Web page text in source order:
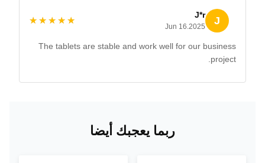
J
J*r
Jun 16.2025
★★★★★
★★★★★
The tablets are stable and work well for our business
project.
ربما يعجبك أيضا